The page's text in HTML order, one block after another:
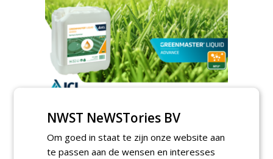
TENDERS
Sportbedrijf Rotterdam gunt semi
organische meststoffen aan Van Iperen.
zondag 17 mei 2026
NWST NeWSTories BV
Om goed in staat te zijn onze website aan
te passen aan de wensen en interesses